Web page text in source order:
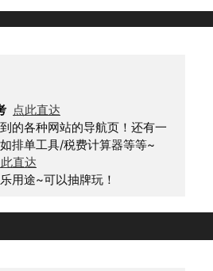
点此直达
的各种网站的导航页！还有一
排单工具/税费计算器等等~
直达
用途~可以抽牌玩！